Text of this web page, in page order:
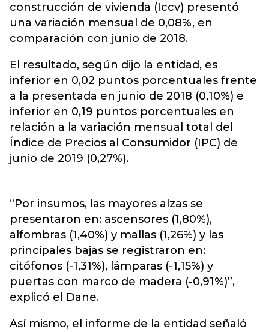
construcción de vivienda (Iccv) presentó
una variación mensual de 0,08%, en
comparación con junio de 2018.
El resultado, según dijo la entidad, es
inferior en 0,02 puntos porcentuales frente
a la presentada en junio de 2018 (0,10%) e
inferior en 0,19 puntos porcentuales en
relación a la variación mensual total del
Índice de Precios al Consumidor (IPC) de
junio de 2019 (0,27%).
“Por insumos, las mayores alzas se
presentaron en: ascensores (1,80%),
alfombras (1,40%) y mallas (1,26%) y las
principales bajas se registraron en:
citófonos (-1,31%), lámparas (-1,15%) y
puertas con marco de madera (-0,91%)”,
explicó el Dane.
Así mismo, el informe de la entidad señaló